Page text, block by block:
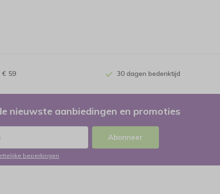
€ 59 30 dagen bedenktijd
nieuwste aanbiedingen en promoties
Abonneer
beperkingen